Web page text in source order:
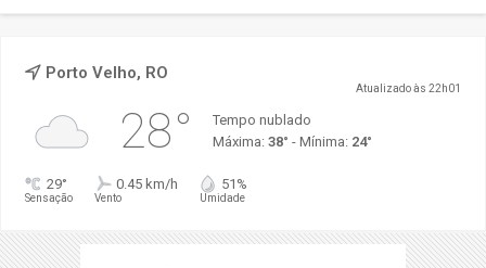
Porto Velho, RO
Atualizado às 22h01
28°
Tempo nublado
Máxima: 38° - Mínima: 24°
29°
Sensação
0.45 km/h
Vento
51%
Umidade